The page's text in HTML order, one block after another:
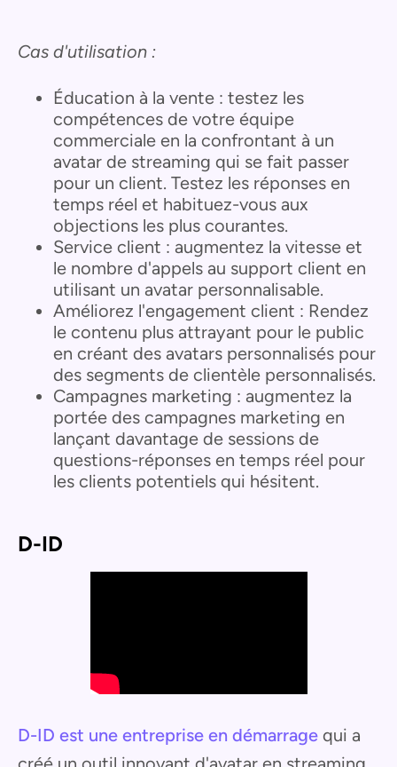
Cas d'utilisation :
Éducation à la vente : testez les
compétences de votre équipe
commerciale en la confrontant à un
avatar de streaming qui se fait passer
pour un client. Testez les réponses en
temps réel et habituez-vous aux
objections les plus courantes.
Service client : augmentez la vitesse et
le nombre d'appels au support client en
utilisant un avatar personnalisable.
Améliorez l'engagement client : Rendez
le contenu plus attrayant pour le public
en créant des avatars personnalisés pour
des segments de clientèle personnalisés.
Campagnes marketing : augmentez la
portée des campagnes marketing en
lançant davantage de sessions de
questions-réponses en temps réel pour
les clients potentiels qui hésitent.
D-ID
D-ID est une entreprise en démarrage qui a